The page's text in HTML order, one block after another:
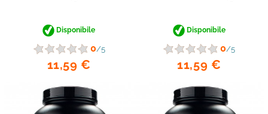
Disponibile
0/5
11,59 €
Disponibile
0/5
11,59 €